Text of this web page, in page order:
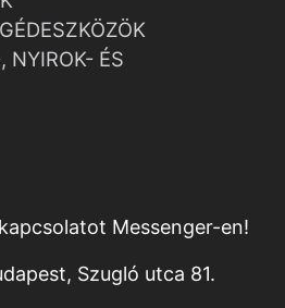
NYIROK- ÉS
Messenger-en!
Szugló utca 81.